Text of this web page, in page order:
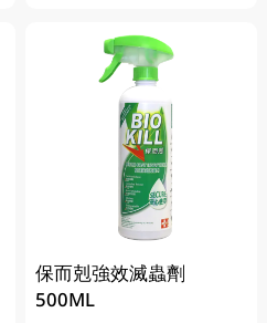
保而剋強效滅蟲劑
500ML